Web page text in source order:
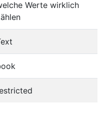
Werte wirklich